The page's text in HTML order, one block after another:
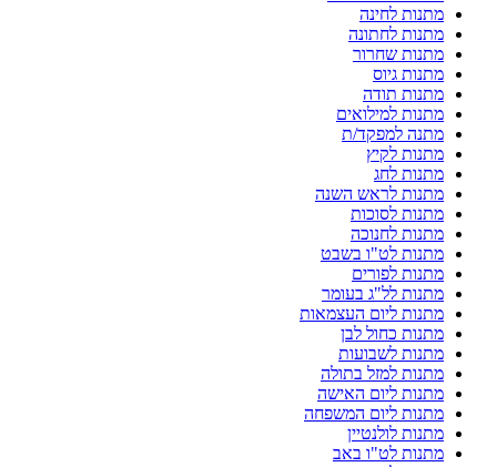
מתנות לחינה
מתנות לחתונה
מתנות שחרור
מתנות גיוס
מתנות תודה
מתנות למילואים
מתנה למפקד/ת
מתנות לקיץ
מתנות לחג
מתנות לראש השנה
מתנות לסוכות
מתנות לחנוכה
מתנות לט"ו בשבט
מתנות לפורים
מתנות לל"ג בעומר
מתנות ליום העצמאות
מתנות כחול לבן
מתנות לשבועות
מתנות למזל בתולה
מתנות ליום האישה
מתנות ליום המשפחה
מתנות לולנטיין
מתנות לט"ו באב